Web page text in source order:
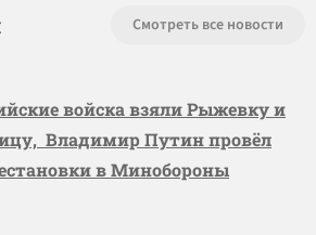
Смотреть все новости
войска взяли Рыжевку и
Владимир Путин провёл
в Минобороны